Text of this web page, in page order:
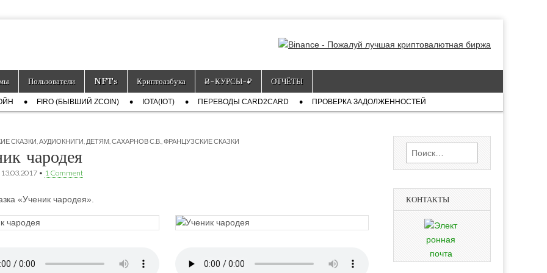
Пользователи NFTs Криптоазбука Ƀ-КУРСЫ-₽ ОТЧЁТЫ
FIRO (БЫВШИЙ ZCOIN) IOTA(IOT) ПЕРЕВОДЫ CARD2CARD ПРОВЕРКА ЗАДОЛЖЕННОСТЕЙ
СКАЗКИ АУДИОКНИГИ ДЕТЯМ САХАРНОВ С.В. ФРАНЦУЗСКИЕ СКАЗКИ
чародея
13.03.2017 • 1 Comment
«Ученик чародея».
Найти:
КОНТАКТЫ